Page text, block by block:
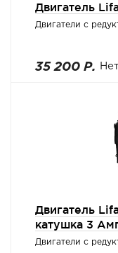
Двигатель
Двигатели с
35 200 Р.
Двигатель
катушка 3
Двигатели с